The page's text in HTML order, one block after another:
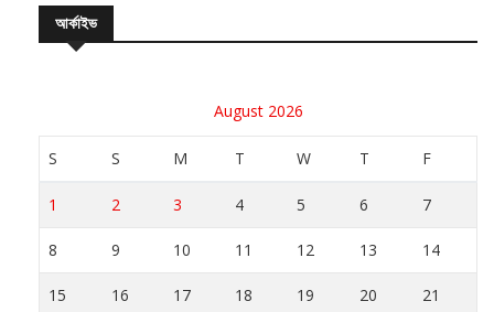
আর্কাইভ
August 2026
S S M T W T F
1 2 3 4 5 6 7
8 9 10 11 12 13 14
15 16 17 18 19 20 21